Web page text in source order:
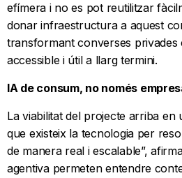
efímera i no es pot reutilitzar
donar infraestructura a aquest
transformant converses privades
accessible i útil a llarg termini.
IA de consum, no només
La viabilitat del projecte arriba en
que existeix la tecnologia per
de manera real i escalable”,
agentiva permeten entendre